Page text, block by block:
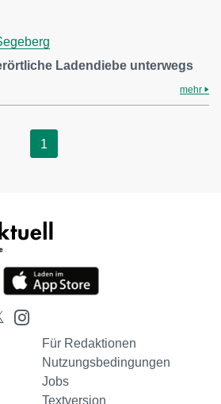
Ladendiebe unterwegs
mehr
1
Für Redaktionen
Nutzungsbedingungen
Jobs
Textversion